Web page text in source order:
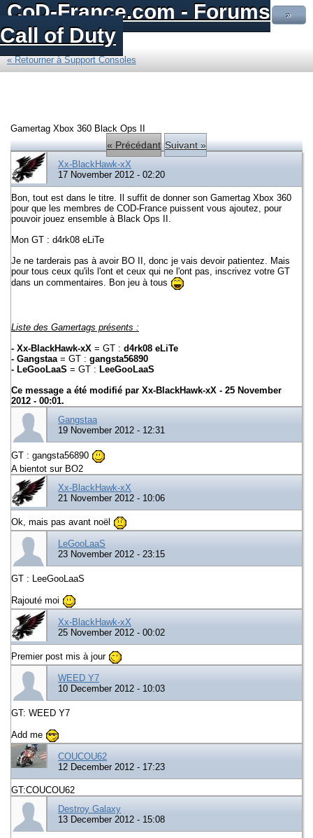
CoD-France.com - Forums
Call of Duty
»
« Retourner à Support Consoles
Gamertag Xbox 360 Black Ops II
« Précédant Suivant »
Xx-BlackHawk-xX
17 November 2012 - 02:20
Bon, tout est dans le titre. Il suffit de donner son Gamertag Xbox 360
pour que les membres de COD-France puissent vous ajoutez, pour
pouvoir jouez ensemble à Black Ops II.
Mon GT : d4rk08 eLiTe
Je ne tarderais pas à avoir BO II, donc je vais devoir patientez. Mais
pour tous ceux qu'ils l'ont et ceux qui ne l'ont pas, inscrivez votre GT
dans un commentaires. Bon jeu à tous
Liste des Gamertags présents :
- Xx-BlackHawk-xX = GT : d4rk08 eLiTe
- Gangstaa = GT : gangsta56890
- LeGooLaaS = GT : LeeGooLaaS
Ce message a été modifié par Xx-BlackHawk-xX - 25 November
2012 - 00:01.
Gangstaa
19 November 2012 - 12:31
GT : gangsta56890
A bientot sur BO2
Xx-BlackHawk-xX
21 November 2012 - 10:06
Ok, mais pas avant noël
LeGooLaaS
23 November 2012 - 23:15
GT : LeeGooLaaS
Rajouté moi
Xx-BlackHawk-xX
25 November 2012 - 00:02
Premier post mis à jour
WEED Y7
10 December 2012 - 10:03
GT: WEED Y7
Add me
COUCOU62
12 December 2012 - 17:23
GT:COUCOU62
Destroy Galaxy
13 December 2012 - 15:08